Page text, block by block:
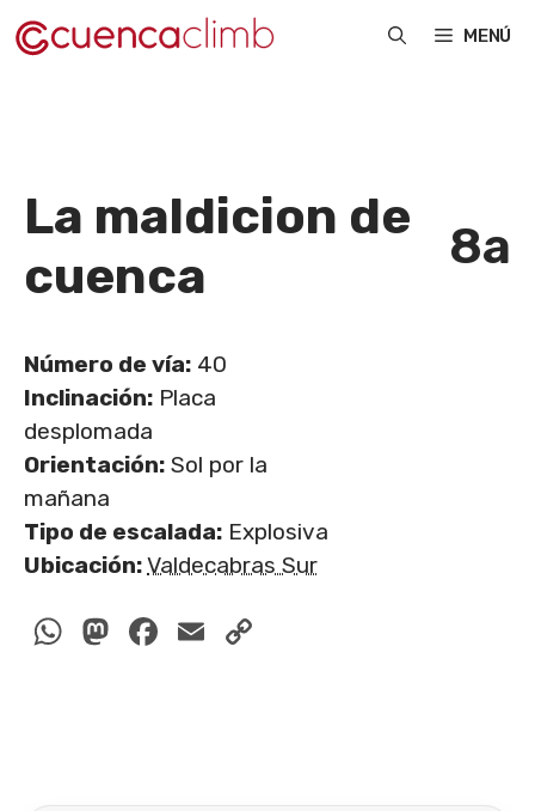
Saltar
al
MENÚ
La maldicion de
cuenca
8a
Número de vía: 40
Inclinación: Placa
desplomada
Orientación: Sol por la
mañana
Tipo de escalada: Explosiva
Ubicación:Valdecabras Sur
WhatsApp
Mastodon
Facebook
Email